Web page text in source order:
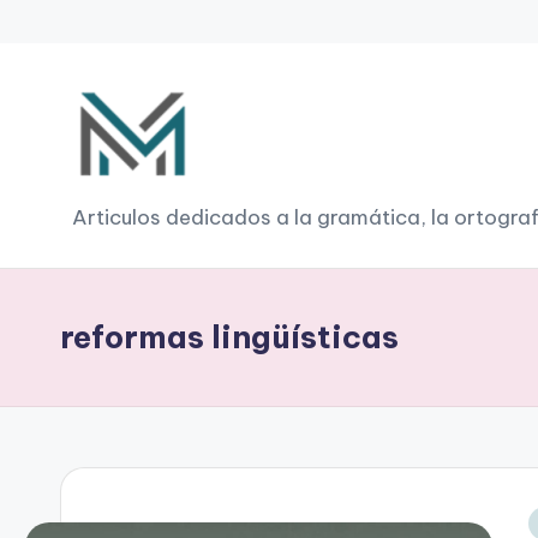
contenido
G
r
a
á
ti
c
Articulos dedicados a la gramática, la
reformas lingüísticas